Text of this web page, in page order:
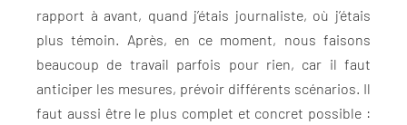
rapport à avant, quand j’étais journaliste, où j’étais
plus témoin. Après, en ce moment, nous faisons
beaucoup de travail parfois pour rien, car il faut
anticiper les mesures, prévoir différents scénarios. Il
faut aussi être le plus complet et concret possible :